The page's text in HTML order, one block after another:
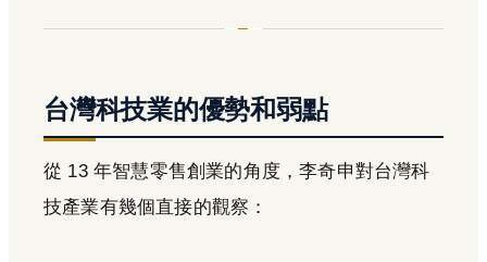
台灣科技業的優勢和弱點
從 13 年智慧零售創業的角度，李奇申對台灣科
技產業有幾個直接的觀察：